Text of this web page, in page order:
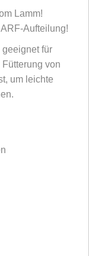
Lamm!
Aufteilung!
für
von
um leichte